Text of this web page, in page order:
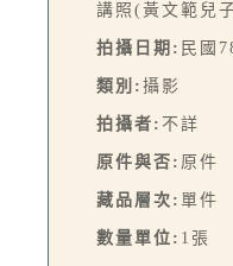
講照(黃文範兒
拍攝日期: 民國
類別: 攝影
拍攝者: 不詳
原件與否: 原件
藏品層次: 單件
數量單位: 1張